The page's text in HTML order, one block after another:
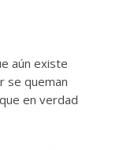
aún existe
se queman
en verdad